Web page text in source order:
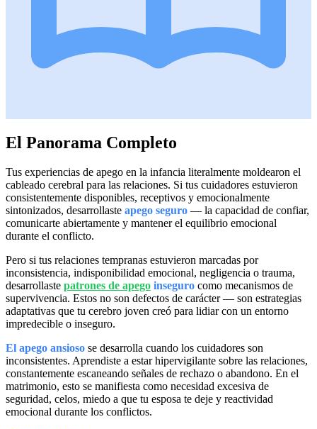
El Panorama Completo
Tus experiencias de apego en la infancia literalmente moldearon el
cableado cerebral para las relaciones. Si tus cuidadores estuvieron
consistentemente disponibles, receptivos y emocionalmente
sintonizados, desarrollaste apego seguro — la capacidad de confiar,
comunicarte abiertamente y mantener el equilibrio emocional
durante el conflicto.
Pero si tus relaciones tempranas estuvieron marcadas por
inconsistencia, indisponibilidad emocional, negligencia o trauma,
desarrollaste patrones de apego inseguro como mecanismos de
supervivencia. Estos no son defectos de carácter — son estrategias
adaptativas que tu cerebro joven creó para lidiar con un entorno
impredecible o inseguro.
El apego ansioso se desarrolla cuando los cuidadores son
inconsistentes. Aprendiste a estar hipervigilante sobre las relaciones,
constantemente escaneando señales de rechazo o abandono. En el
matrimonio, esto se manifiesta como necesidad excesiva de
seguridad, celos, miedo a que tu esposa te deje y reactividad
emocional durante los conflictos.